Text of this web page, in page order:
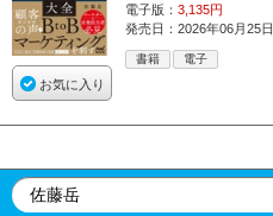
お気に入り
電子版： 3,135円
発売日：2026年06月25日
書籍 電子